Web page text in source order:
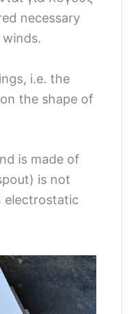
necessary
i.e. the
the shape of
is made of
is not
electrostatic